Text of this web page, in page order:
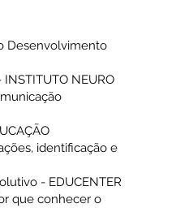
Desenvolvimento
NEURO
identificação e
- EDUCENTER
que conhecer o